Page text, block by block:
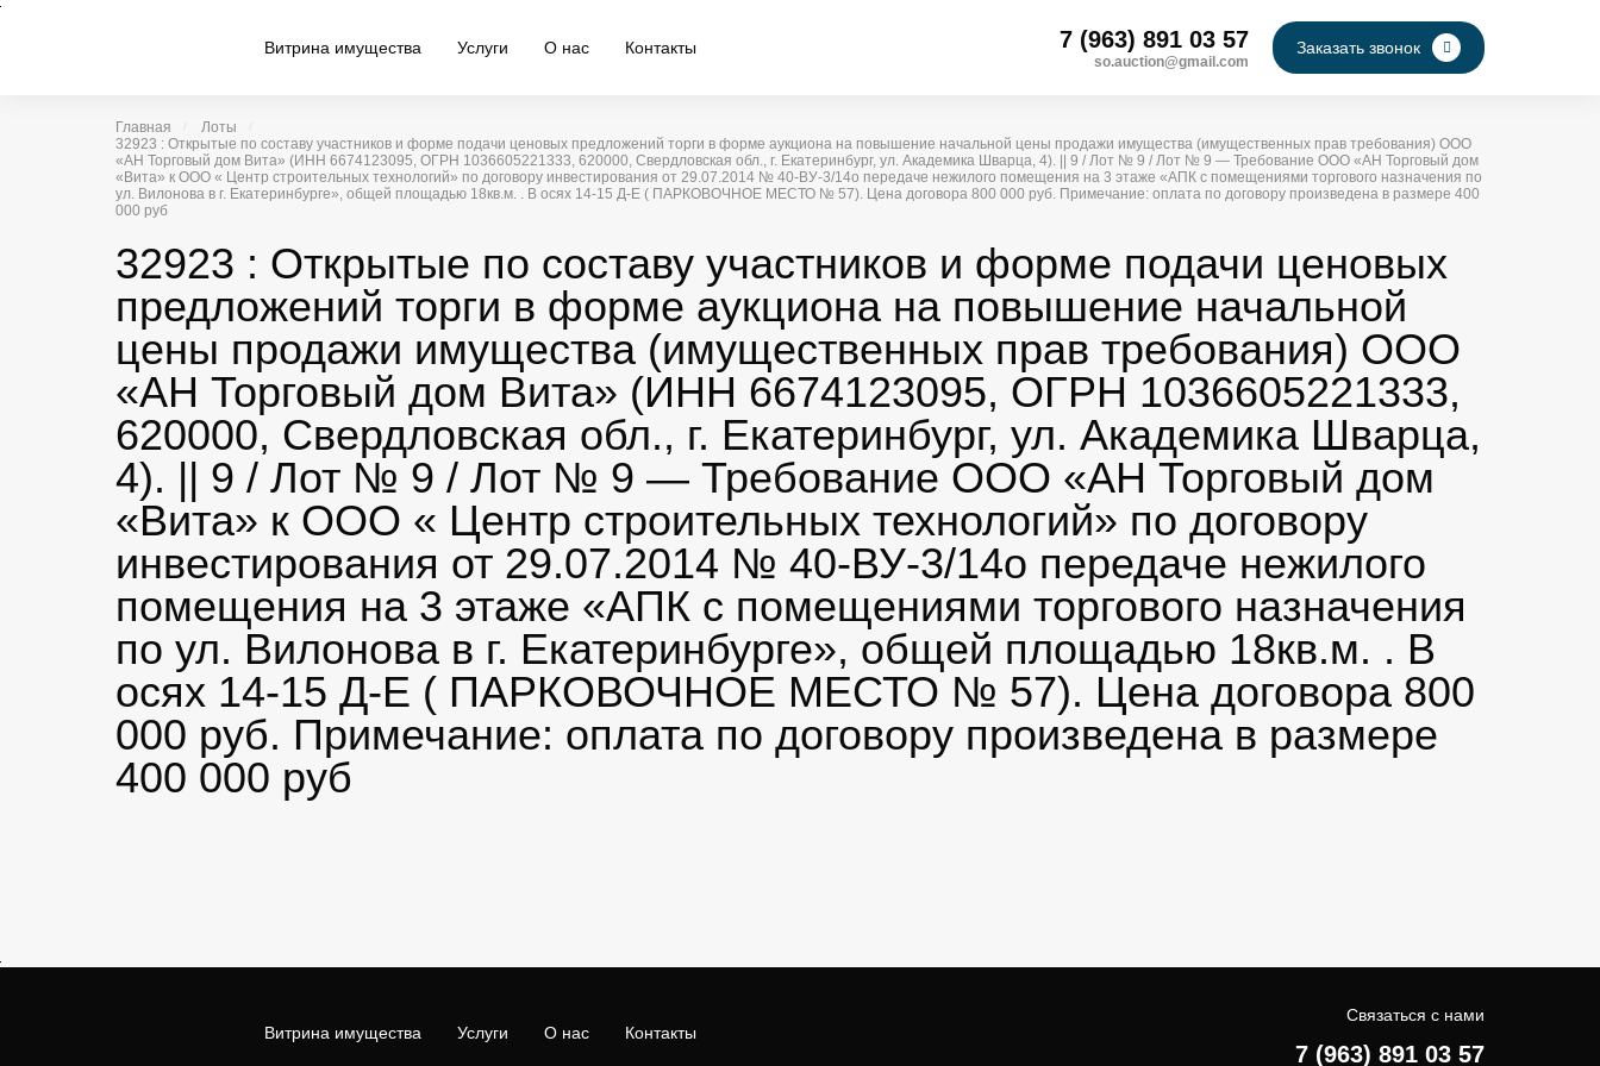
Витрина имущества Услуги О нас Контакты 7 (963) 891 03 57
so.auction@gmail.com
Заказать звонок
Главная
Лоты
32923 : Открытые по составу участников и форме подачи ценовых предложений торги в форме аукциона на повышение начальной цены продажи имущества (имущественных прав требования) ООО
«АН Торговый дом Вита» (ИНН 6674123095, ОГРН 1036605221333, 620000, Свердловская обл., г. Екатеринбург, ул. Академика Шварца, 4). || 9 / Лот № 9 / Лот № 9 — Требование ООО «АН Торговый дом
«Вита» к ООО « Центр строительных технологий» по договору инвестирования от 29.07.2014 № 40-ВУ-3/14о передаче нежилого помещения на 3 этаже «АПК с помещениями торгового назначения по
ул. Вилонова в г. Екатеринбурге», общей площадью 18кв.м. . В осях 14-15 Д-Е ( ПАРКОВОЧНОЕ МЕСТО № 57). Цена договора 800 000 руб. Примечание: оплата по договору произведена в размере 400
000 руб
32923 : Открытые по составу участников и форме подачи ценовых
предложений торги в форме аукциона на повышение начальной
цены продажи имущества (имущественных прав требования) ООО
«АН Торговый дом Вита» (ИНН 6674123095, ОГРН 1036605221333,
620000, Свердловская обл., г. Екатеринбург, ул. Академика Шварца,
4). || 9 / Лот № 9 / Лот № 9 — Требование ООО «АН Торговый дом
«Вита» к ООО « Центр строительных технологий» по договору
инвестирования от 29.07.2014 № 40-ВУ-3/14о передаче нежилого
помещения на 3 этаже «АПК с помещениями торгового назначения
по ул. Вилонова в г. Екатеринбурге», общей площадью 18кв.м. . В
осях 14-15 Д-Е ( ПАРКОВОЧНОЕ МЕСТО № 57). Цена договора 800
000 руб. Примечание: оплата по договору произведена в размере
400 000 руб
Витрина имущества Услуги О нас Контакты
Связаться с нами
7 (963) 891 03 57